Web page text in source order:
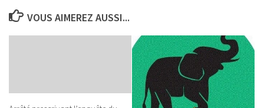
VOUS AIMEREZ AUSSI...